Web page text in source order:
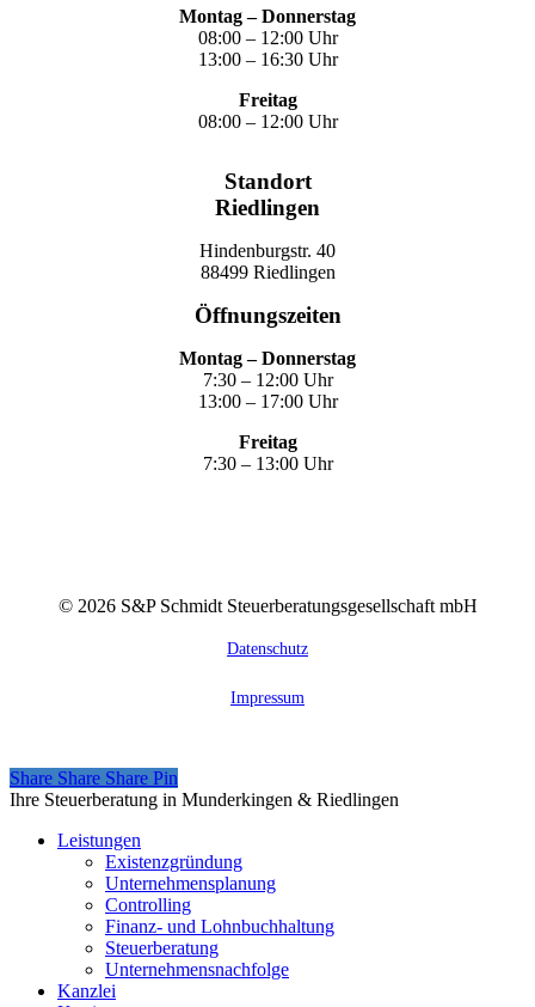
Montag – Donnerstag
08:00 – 12:00 Uhr
13:00 – 16:30 Uhr
Freitag
08:00 – 12:00 Uhr
Standort
Riedlingen
Hindenburgstr. 40
88499 Riedlingen
Öffnungszeiten
Montag – Donnerstag
7:30 – 12:00 Uhr
13:00 – 17:00 Uhr
Freitag
7:30 – 13:00 Uhr
© 2026S&P Schmidt Steuerberatungsgesellschaft mbH
Datenschutz
Impressum
Share
Share Share Share Pin
Close
Ihre Steuerberatung in Munderkingen & Riedlingen
Leistungen
Existenzgründung
Unternehmensplanung
Controlling
Finanz- und Lohnbuchhaltung
Steuerberatung
Unternehmensnachfolge
Kanzlei